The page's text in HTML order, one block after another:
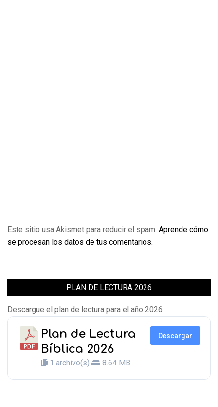
Este sitio usa Akismet para reducir el spam. Aprende cómo
se procesan los datos de tus comentarios.
PLAN DE LECTURA 2026
Descargue el plan de lectura para el año 2026
Plan de Lectura
Bíblica 2026
1 archivo(s) 8.64 MB
Descargar